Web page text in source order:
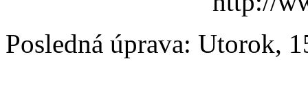
Posledná úprava: Utorok,